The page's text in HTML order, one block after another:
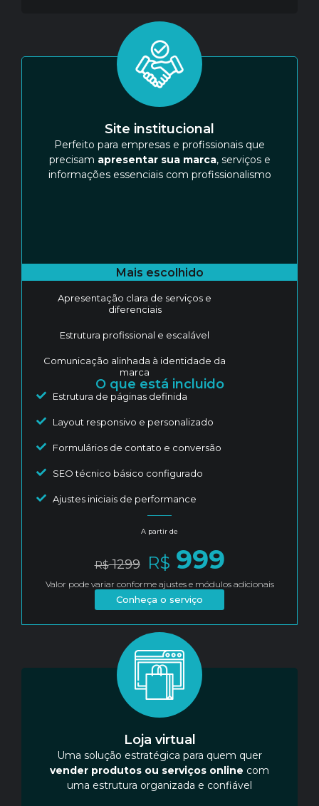
Site institucional
Perfeito para empresas e profissionais que
precisam apresentar sua marca, serviços e
informações essenciais com profissionalismo
Mais escolhido
Apresentação clara de serviços e
diferenciais
Estrutura profissional e escalável
Comunicação alinhada à identidade da
marca
O que está incluido
Estrutura de páginas definida
Layout responsivo e personalizado
Formulários de contato e conversão
SEO técnico básico configurado
Ajustes iniciais de performance
A partir de
R$1299 R$ 999
Valor pode variar conforme ajustes e módulos adicionais
Conheça o serviço
Loja virtual
Uma solução estratégica para quem quer
vender produtos ou serviços online com
uma estrutura organizada e confiável